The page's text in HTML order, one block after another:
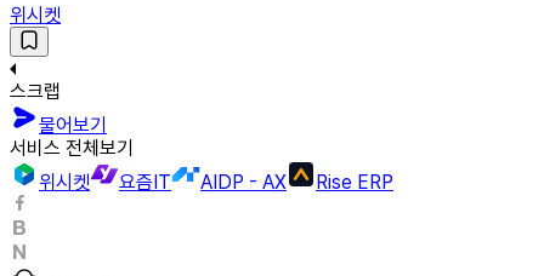
위시켓
스크랩
물어보기
서비스 전체보기
위시켓
요즘IT AIDP - AX Rise ERP